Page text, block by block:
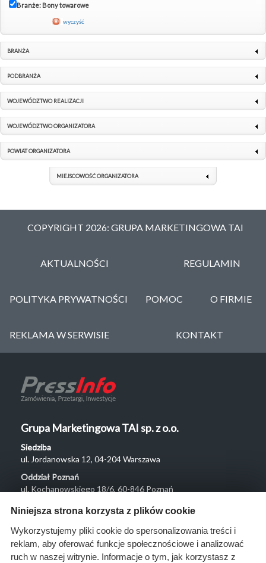
Branże: Bony towarowe
wyczyść
BRANŻA
PODBRANŻA
WOJEWÓDZTWO REALIZACJI
WOJEWÓDZTWO ORGANIZATORA
POWIAT ORGANIZATORA
MIEJSCOWOŚĆ ORGANIZATORA
COPYRIGHT 2026: GRUPA MARKETINGOWA TAI
AKTUALNOŚCI REGULAMIN
POLITYKA PRYWATNOŚCI POMOC O FIRMIE
REKLAMA W SERWISIE KONTAKT
Grupa Marketingowa TAI sp. z o.o.
Siedziba
ul. Jordanowska 12, 04-204 Warszawa
Oddział Poznań
ul. Kochanowskiego 18/6, 60-846 Poznań
Menu
O nas
Rozwiązania
Niniejsza strona korzysta z plików cookie
Wykorzystujemy pliki cookie do spersonalizowania treści i
reklam, aby oferować funkcje społecznościowe i analizować
ruch w naszej witrynie. Informacje o tym, jak korzystasz z